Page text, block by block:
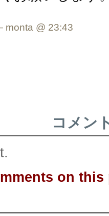
@ 23:43
コメン
on this